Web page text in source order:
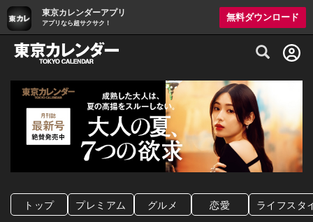
東京カレンダーアプリ
アプリなら超サクサク！
無料ダウンロード
グルメ情報・プレミアムレストラン予約
トップ プレミアム グルメ 恋愛 ライフスタ